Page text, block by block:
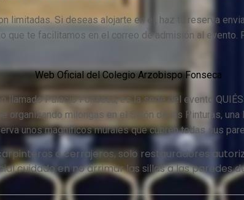
limitadas. Si deseas alojarte en él, haz tu reserva
que te facilitamos en el correo de admisión al evento.
Web Oficial del Colegio Arzobispo Fonseca
llamado Palacio Fonseca, es la sede del evento
organizando milongas en el Salón de las Pinturas,
unos magníficos murales que cubren todas sus
o cerrajeros, solo restauradores
cuidado en no arrimar las sillas a las paredes